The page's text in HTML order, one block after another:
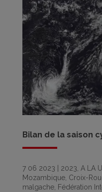
Bilan de la saison
7 06 2023 2023, A LA
Mozambique, Croix-
malgache, Fédération